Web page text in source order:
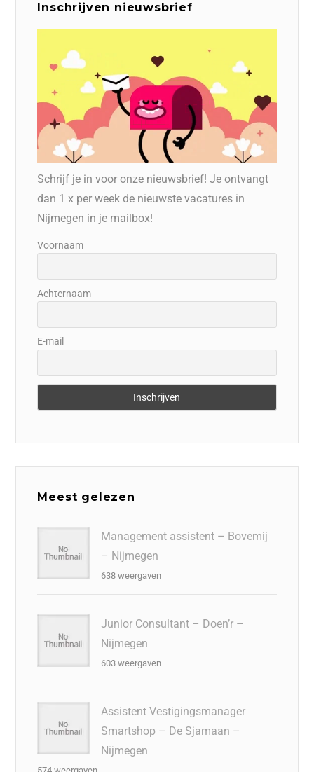
Inschrijven nieuwsbrief
Schrijf je in voor onze nieuwsbrief! Je ontvangt
dan 1 x per week de nieuwste vacatures in
Nijmegen in je mailbox!
Voornaam
Achternaam
E-mail
Meest gelezen
Management assistent – Bovemij
– Nijmegen
638 weergaven
Junior Consultant – Doen’r –
Nijmegen
603 weergaven
Assistent Vestigingsmanager
Smartshop – De Sjamaan –
Nijmegen